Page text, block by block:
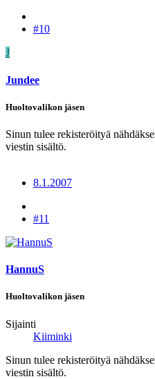
#10
J
Jundee
Huoltovalikon jäsen
Sinun tulee rekisteröityä
viestin sisältö.
8.1.2007
#11
HannuS
Huoltovalikon jäsen
Sijainti
Kiiminki
Sinun tulee rekisteröityä
viestin sisältö.